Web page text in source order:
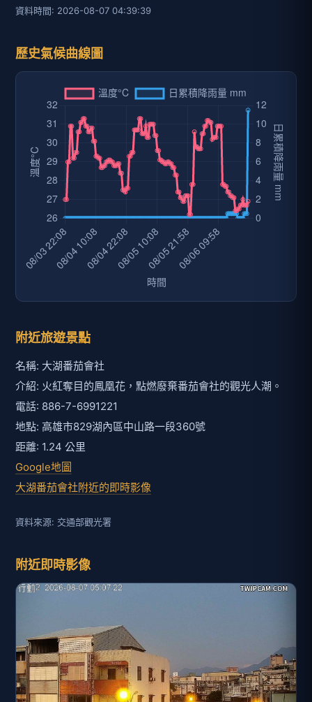
資料時間: 2026-08-07 04:39:39
歷史氣候曲線圖
附近旅遊景點
名稱: 大湖番茄會社
介紹: 火紅奪目的鳳凰花，點燃廢棄番茄會社的觀光人潮。
電話: 886-7-6991221
地點: 高雄市829湖內區中山路一段360號
距離: 1.24 公里
Google地圖
大湖番茄會社附近的即時影像
資料來源: 交通部觀光署
附近即時影像